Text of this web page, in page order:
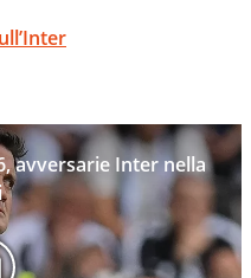
avversarie Inter nella